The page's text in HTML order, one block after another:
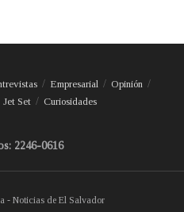
Empresarial
Opinión
Jet Set Curiosidades
2246-0616
- Noticias de El Salvador